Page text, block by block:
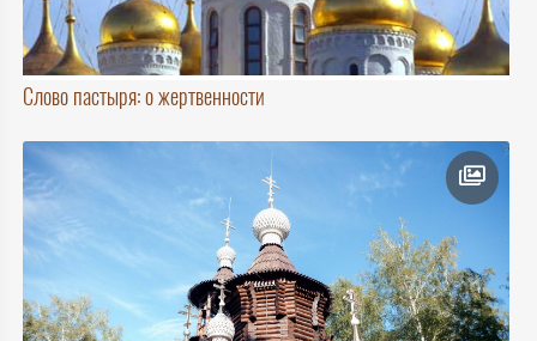
Слово пастыря: о жертвенности